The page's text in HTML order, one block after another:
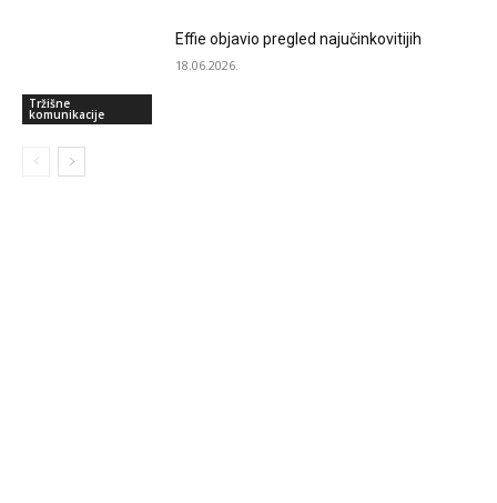
Tržišne
komunikacije
Effie objavio pregled najučinkovitijih
18.06.2026.